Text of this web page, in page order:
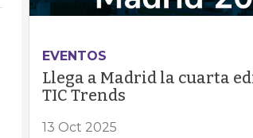
EVENTOS
Llega a Madrid la cuarta
TIC Trends
13 Oct 2025